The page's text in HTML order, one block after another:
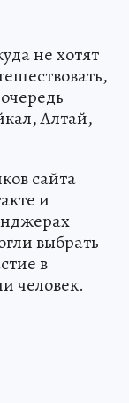
не хотят
Алтай,
сайта
и
выбрать
в
человек.